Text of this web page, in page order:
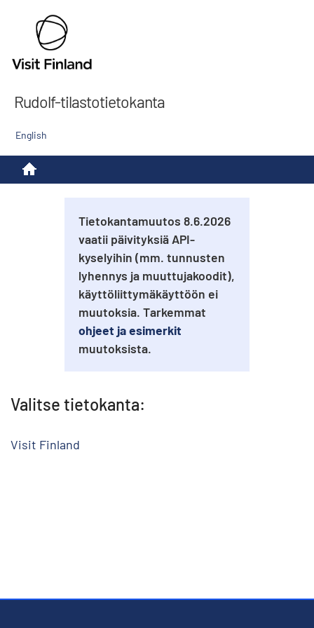
Rudolf-tilastotietokanta
English
Tietokantamuutos 8.6.2026
vaatii päivityksiä API-
kyselyihin (mm. tunnusten
lyhennys ja muuttujakoodit),
käyttöliittymäkäyttöön ei
muutoksia. Tarkemmat
ohjeet ja esimerkit
muutoksista.
Valitse tietokanta:
Visit Finland